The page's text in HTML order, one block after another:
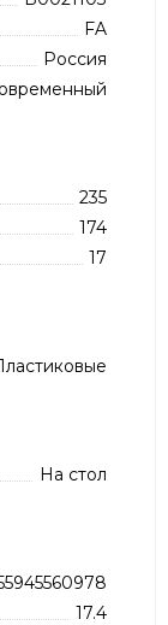
FA
Россия
235
174
17
На стол
17.4